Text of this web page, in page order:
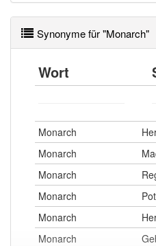
Synonyme für "Monarch"
Wort
Monarch
Monarch
Monarch
Monarch
Monarch
Monarch